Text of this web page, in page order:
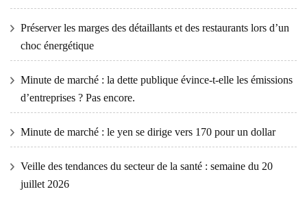
Préserver les marges des détaillants et des restaurants lors d’un
choc énergétique
Minute de marché : la dette publique évince-t-elle les émissions
d’entreprises ? Pas encore.
Minute de marché : le yen se dirige vers 170 pour un dollar
Veille des tendances du secteur de la santé : semaine du 20
juillet 2026